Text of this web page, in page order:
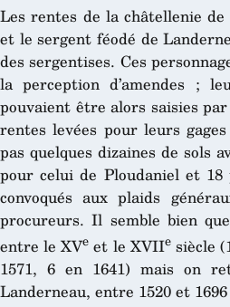
Les rentes de la châtellenie
et le sergent féodé de
des sergentises. Ces
la perception d’amendes ;
pouvaient être alors saisies
rentes levées pour leurs
pas quelques dizaines de sols
pour celui de Ploudaniel et
convoqués aux plaids
procureurs. Il semble bien
entre le XVe et le XVIIesiècle
1571, 6 en 1641) mais on
Landerneau, entre 1520 et